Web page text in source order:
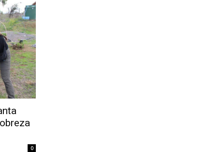
0